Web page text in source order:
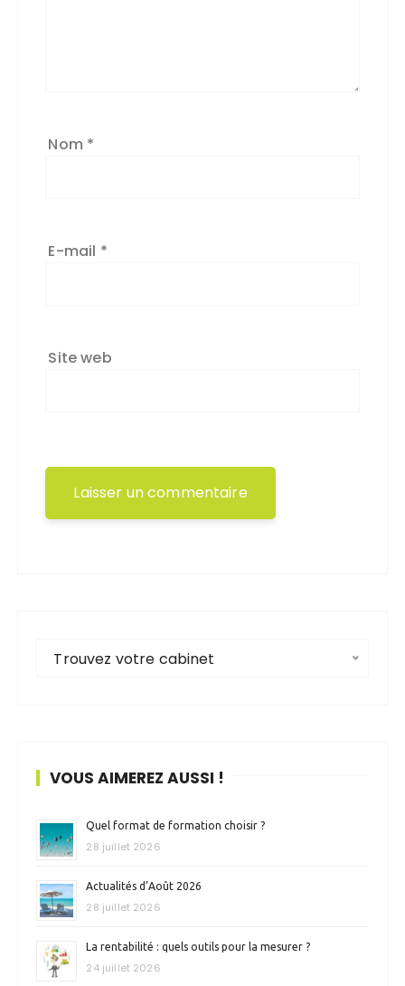
Nom *
E-mail *
Site web
Trouvez votre cabinet
VOUS AIMEREZ AUSSI !
Quel format de formation choisir ?
28 juillet 2026
Actualités d’Août 2026
28 juillet 2026
La rentabilité : quels outils pour la mesurer ?
24 juillet 2026